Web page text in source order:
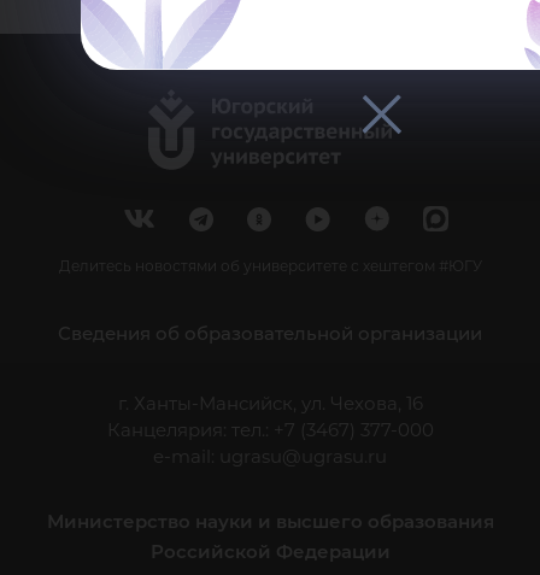
Делитесь новостями об университете с хештегом #ЮГУ
Сведения об образовательной организации
г. Ханты-Мансийск, ул. Чехова, 16
Канцелярия: тел.: +7 (3467) 377-000
e-mail:
ugrasu@ugrasu.ru
Министерство науки и высшего образования
Российской Федерации